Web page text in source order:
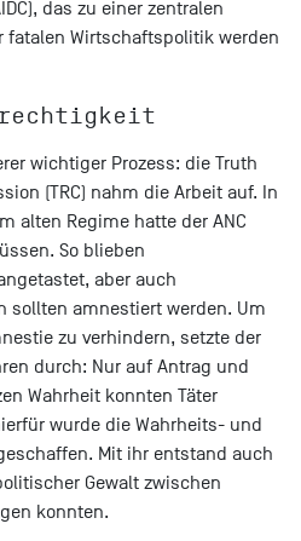
das zu einer zentralen
fatalen Wirtschaftspolitik werden
wichtiger Prozess: die Truth
(TRC) nahm die Arbeit auf. In
alten Regime hatte der ANC
So blieben
aber auch
sollten amnestiert werden. Um
zu verhindern, setzte der
durch: Nur auf Antrag und
Wahrheit konnten Täter
wurde die Wahrheits- und
Mit ihr entstand auch
Gewalt zwischen
konnten.